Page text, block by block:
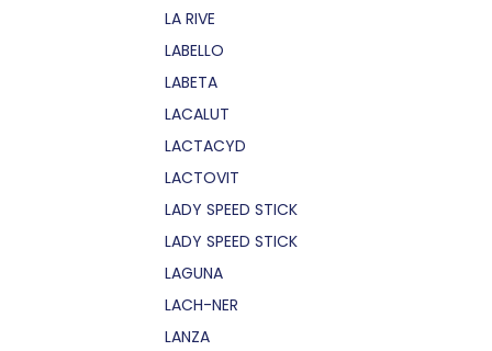
LA RIVE
LABELLO
LABETA
LACALUT
LACTACYD
LACTOVIT
LADY SPEED STICK
LADY SPEED STICK
LAGUNA
LACH-NER
LANZA